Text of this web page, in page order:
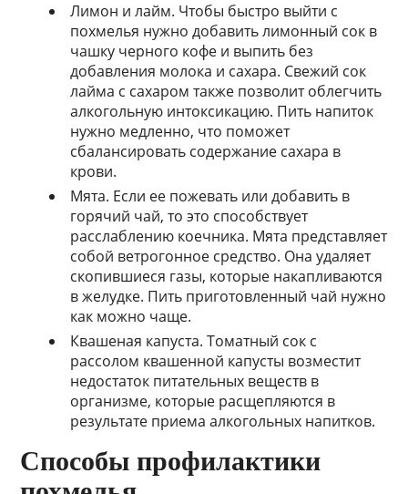
Лимон и лайм. Чтобы быстро выйти с
похмелья нужно добавить лимонный сок в
чашку черного кофе и выпить без
добавления молока и сахара. Свежий сок
лайма с сахаром также позволит облегчить
алкогольную интоксикацию. Пить напиток
нужно медленно, что поможет
сбалансировать содержание сахара в
крови.
Мята. Если ее пожевать или добавить в
горячий чай, то это способствует
расслаблению коечника. Мята представляет
собой ветрогонное средство. Она удаляет
скопившиеся газы, которые накапливаются
в желудке. Пить приготовленный чай нужно
как можно чаще.
Квашеная капуста. Томатный сок с
рассолом квашенной капусты возместит
недостаток питательных веществ в
организме, которые расщепляются в
результате приема алкогольных напитков.
Способы профилактики